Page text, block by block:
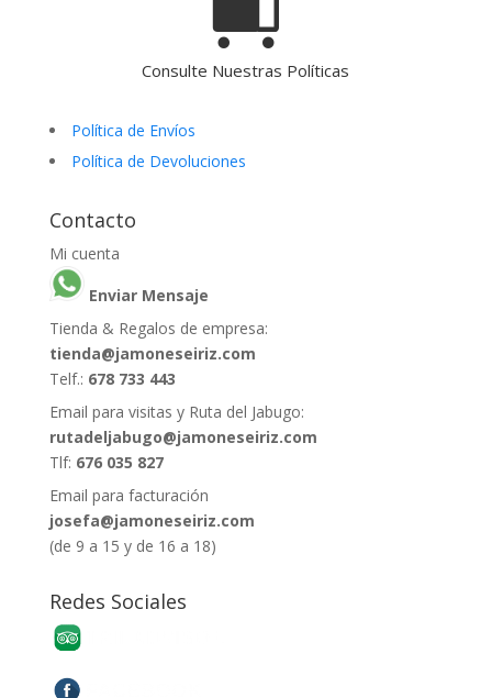
Consulte Nuestras Políticas
Política de Envíos
Política de Devoluciones
Contacto
Mi cuenta
Enviar Mensaje
Tienda & Regalos de empresa:
tienda@jamoneseiriz.com
Telf.: 678 733 443
Email para visitas y Ruta del Jabugo:
rutadeljabugo@jamoneseiriz.com
Tlf: 676 035 827
Email para facturación
josefa@jamoneseiriz.com
(de 9 a 15 y de 16 a 18)
Redes Sociales